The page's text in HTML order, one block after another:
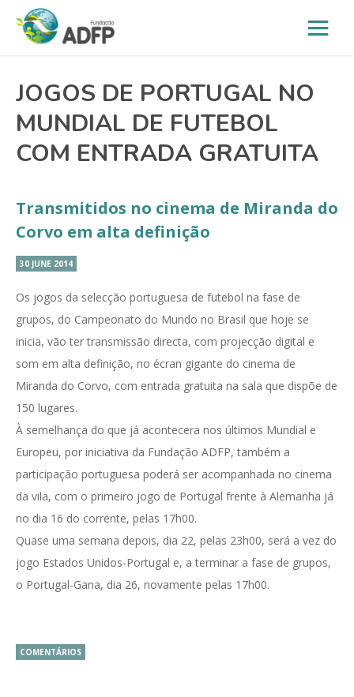
JOGOS DE PORTUGAL NO
MUNDIAL DE FUTEBOL
COM ENTRADA GRATUITA
Transmitidos no cinema de Miranda do
Corvo em alta definição
30 JUNE 2014
Os jogos da selecção portuguesa de futebol na fase de
grupos, do Campeonato do Mundo no Brasil que hoje se
inicia, vão ter transmissão directa, com projecção digital e
som em alta definição, no écran gigante do cinema de
Miranda do Corvo, com entrada gratuita na sala que dispõe de
150 lugares.
À semelhança do que já acontecera nos últimos Mundial e
Europeu, por iniciativa da Fundação ADFP, também a
participação portuguesa poderá ser acompanhada no cinema
da vila, com o primeiro jogo de Portugal frente à Alemanha já
no dia 16 do corrente, pelas 17h00.
Quase uma semana depois, dia 22, pelas 23h00, será a vez do
jogo Estados Unidos-Portugal e, a terminar a fase de grupos,
o Portugal-Gana, dia 26, novamente pelas 17h00.
COMENTÁRIOS